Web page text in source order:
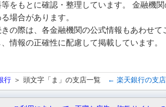
をもとに確認・整理しています。 金融機
場合があります。
の際は、各金融機関の公式情報もあわせて
情報の正確性に配慮して掲載しています。
行 頭文字「ま」の支店一覧 ← 楽天銀行の支